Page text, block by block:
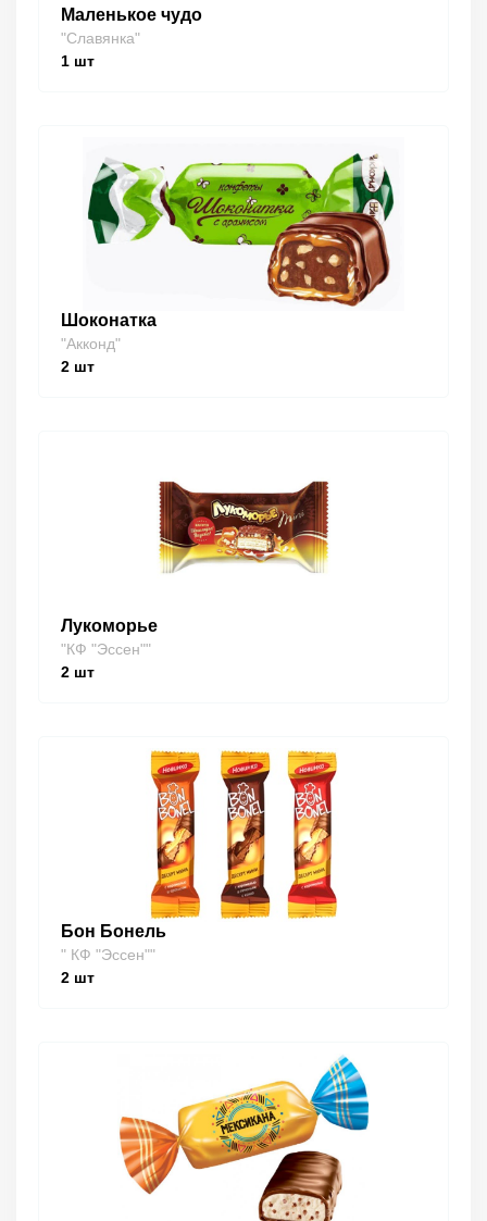
Маленькое чудо
"Славянка"
1 шт
Шоконатка
"Акконд"
2 шт
Лукоморье
"КФ "Эссен""
2 шт
Бон Бонель
" КФ "Эссен""
2 шт